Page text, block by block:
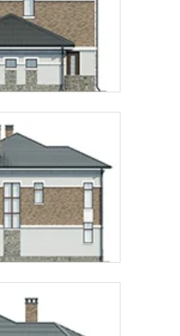
персональных данных
с политикой
данных.
стоимость